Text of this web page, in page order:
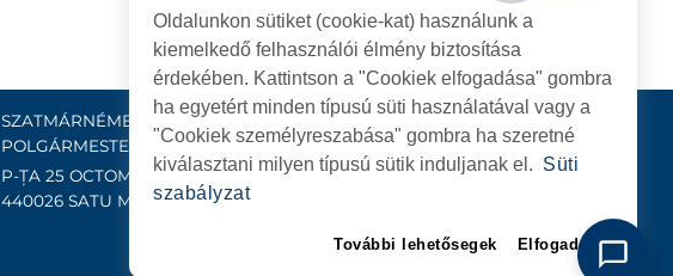
SZATMÁRNÉMETI
POLGÁRMESTERI HIVATAL
P-ȚA 25 OCTOMBRIE, NR. 1 CORP M,
440026 SATU MARE
Kapcsolat
KÖVESSENEK
Oldalunkon sütiket (cookie-kat) használunk a
kiemelkedő felhasználói élmény biztosítása
érdekében. Kattintson a "Cookiek elfogadása" gombra
ha egyetért minden típusú süti használatával vagy a
"Cookiek személyreszabása" gombra ha szeretné
kiválasztani milyen típusú sütik induljanak el. Süti
szabályzat
További lehetősegek Elfogadom